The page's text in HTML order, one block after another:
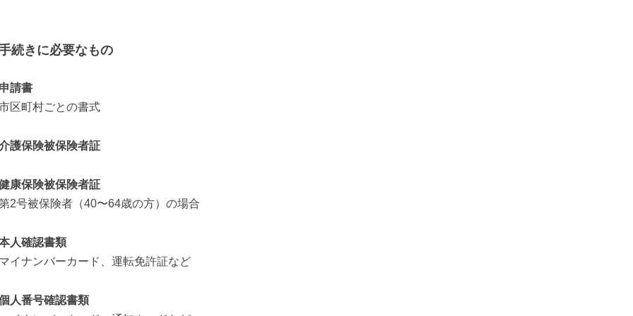
続きに必要なもの
請書
区町村ごとの書式
護保険被保険者証
康保険被保険者証
2号被保険者（40〜64歳の方）の場合
人確認書類
イナンバーカード、運転免許証など
人番号確認書類